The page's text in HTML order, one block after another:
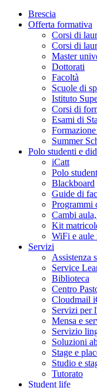
Brescia
Offerta formativa
Corsi di
Corsi di
Master
Dottorati
Facoltà
Scuole di
Istituto
Corsi di
Esami di
Summer
Polo studenti e
iCatt
Polo
Blackboard
Guide di
Programmi
Cambi
Kit
WiFi e aule
Servizi
Assistenza
Service
Biblioteca
Centro
Cloudmail
Servizi per
Mensa e
Servizio
Soluzioni
Stage e
Studio e
Tutorato
Student life